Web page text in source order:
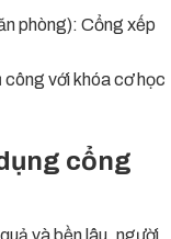
phòng): Cổng xếp
với khóa cơ học
cổng